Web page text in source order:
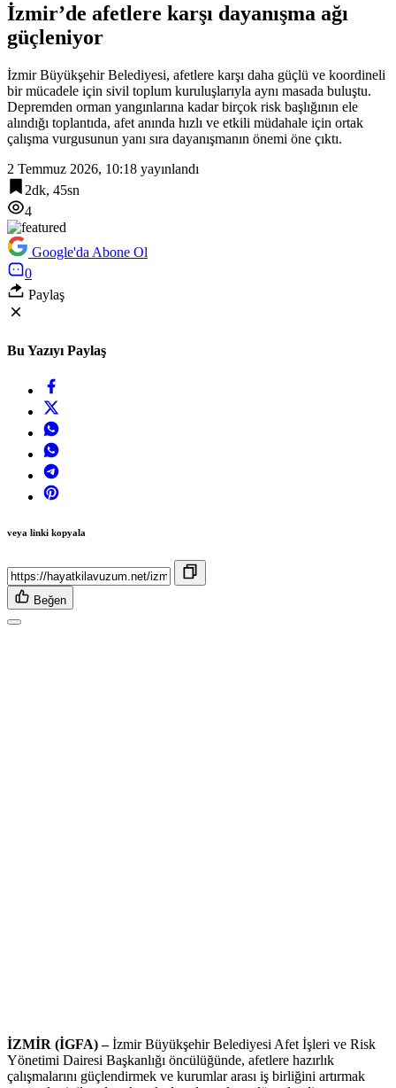
İzmir’de afetlere karşı dayanışma ağı
güçleniyor
İzmir Büyükşehir Belediyesi, afetlere karşı daha güçlü ve koordineli
bir mücadele için sivil toplum kuruluşlarıyla aynı masada buluştu.
Depremden orman yangınlarına kadar birçok risk başlığının ele
alındığı toplantıda, afet anında hızlı ve etkili müdahale için ortak
çalışma vurgusunun yanı sıra dayanışmanın önemi öne çıktı.
2 Temmuz 2026, 10:18 yayınlandı
2dk, 45sn
4
Google'da Abone Ol
0
Paylaş
Bu Yazıyı Paylaş
veya linki kopyala
Beğen
İZMİR (İGFA) –İzmir Büyükşehir Belediyesi Afet İşleri ve Risk
Yönetimi Dairesi Başkanlığı öncülüğünde, afetlere hazırlık
çalışmalarını güçlendirmek ve kurumlar arası iş birliğini artırmak